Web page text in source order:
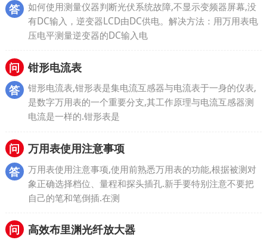
答
如何使用测量仪器判断光伏系统故障,不显示变频器屏幕,没
有DC输入，逆变器LCD由DC供电。解决方法：用万用表电
压电平测量逆变器的DC输入电
问 钳形电流表
答
钳形电流表,钳形表是集电流互感器与电流表于一身的仪表,
是数字万用表的一个重要分支,其工作原理与电流互感器测
电流是一样的.钳形表是
问 万用表使用注意事项
答
万用表使用注意事项,使用前熟悉万用表的功能,根据被测对
象正确选择档位、量程和探头插孔.新手要特别注意不要把
自己的笔和笔倒插.在测
问 高效布里渊光纤放大器